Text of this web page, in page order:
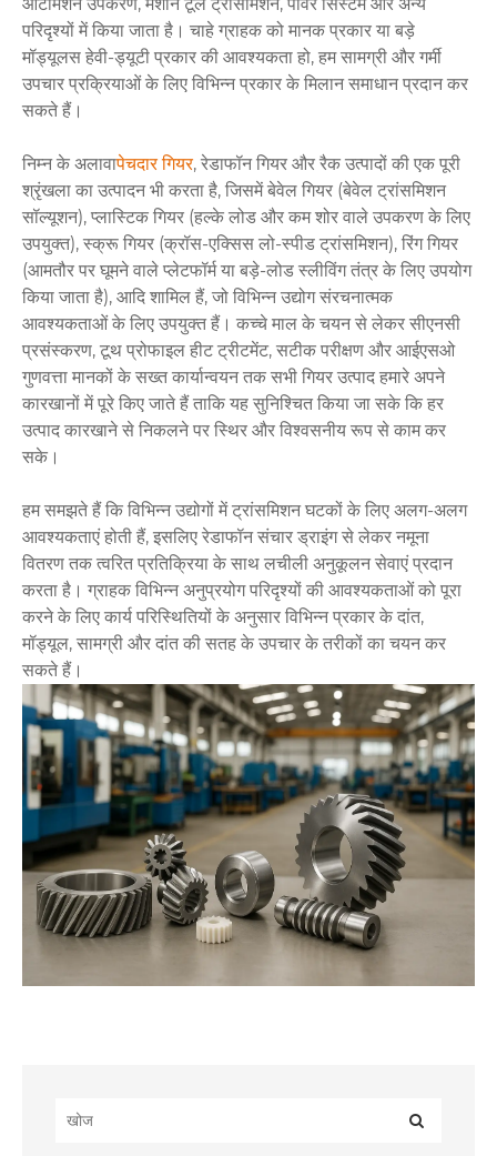
परिदृश्यों में किया जाता है। चाहे ग्राहक को मानक प्रकार या बड़े
मॉड्यूलस हेवी-ड्यूटी प्रकार की आवश्यकता हो, हम सामग्री और गर्मी
उपचार प्रक्रियाओं के लिए विभिन्न प्रकार के मिलान समाधान प्रदान कर
सकते हैं।
निम्न के अलावापेचदार गियर, रेडाफॉन गियर और रैक उत्पादों की एक पूरी
श्रृंखला का उत्पादन भी करता है, जिसमें बेवेल गियर (बेवेल ट्रांसमिशन
सॉल्यूशन), प्लास्टिक गियर (हल्के लोड और कम शोर वाले उपकरण के लिए
उपयुक्त), स्क्रू गियर (क्रॉस-एक्सिस लो-स्पीड ट्रांसमिशन), रिंग गियर
(आमतौर पर घूमने वाले प्लेटफॉर्म या बड़े-लोड स्लीविंग तंत्र के लिए उपयोग
किया जाता है), आदि शामिल हैं, जो विभिन्न उद्योग संरचनात्मक
आवश्यकताओं के लिए उपयुक्त हैं। कच्चे माल के चयन से लेकर सीएनसी
प्रसंस्करण, टूथ प्रोफाइल हीट ट्रीटमेंट, सटीक परीक्षण और आईएसओ
गुणवत्ता मानकों के सख्त कार्यान्वयन तक सभी गियर उत्पाद हमारे अपने
कारखानों में पूरे किए जाते हैं ताकि यह सुनिश्चित किया जा सके कि हर
उत्पाद कारखाने से निकलने पर स्थिर और विश्वसनीय रूप से काम कर
सके।
हम समझते हैं कि विभिन्न उद्योगों में ट्रांसमिशन घटकों के लिए अलग-अलग
आवश्यकताएं होती हैं, इसलिए रेडाफॉन संचार ड्राइंग से लेकर नमूना
वितरण तक त्वरित प्रतिक्रिया के साथ लचीली अनुकूलन सेवाएं प्रदान
करता है। ग्राहक विभिन्न अनुप्रयोग परिदृश्यों की आवश्यकताओं को पूरा
करने के लिए कार्य परिस्थितियों के अनुसार विभिन्न प्रकार के दांत,
मॉड्यूल, सामग्री और दांत की सतह के उपचार के तरीकों का चयन कर
सकते हैं।